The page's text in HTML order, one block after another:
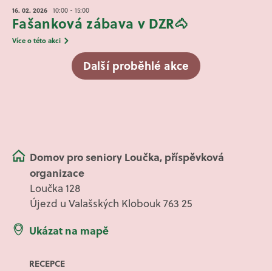
16. 02.2026 10:00 - 15:00
Fašanková zábava v DZR🐴
Více o této akci
Další proběhlé akce
Domov pro seniory Loučka, příspěvková
organizace
Loučka 128
Újezd u Valašských Klobouk 763 25
Ukázat na mapě
RECEPCE